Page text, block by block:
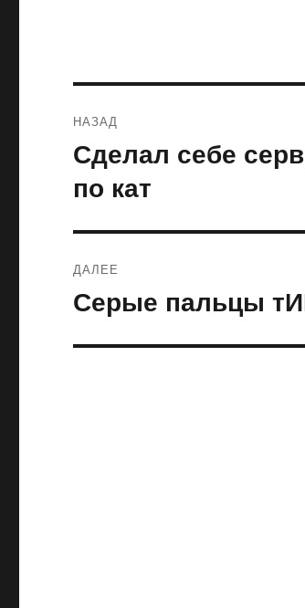
по
записям
НАЗАД
Предыдущая
запись:
Сделал себе
по кат
ДАЛЕЕ
Следующая
запись:
Серые пальцы